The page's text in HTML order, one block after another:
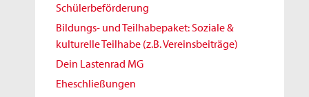
Schülerbeförderung
Bildungs- und Teilhabepaket: Soziale &
kulturelle Teilhabe (z.B. Vereinsbeiträge)
Dein Lastenrad MG
Eheschließungen